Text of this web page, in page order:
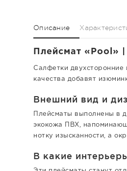
Описание
Плейсмат «Pool»
Салфетки двухсторонние
качества добавят
Внешний вид и
Плейсматы выполнены в
экокожа ПВХ,
нотку изысканности, а
В какие